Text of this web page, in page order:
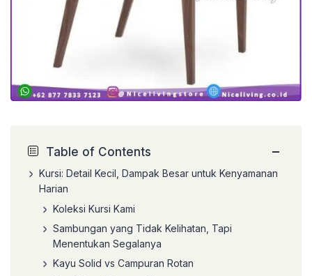
Table of Contents −
Kursi: Detail Kecil, Dampak Besar untuk Kenyamanan
Harian
Koleksi Kursi Kami
Sambungan yang Tidak Kelihatan, Tapi
Menentukan Segalanya
Kayu Solid vs Campuran Rotan